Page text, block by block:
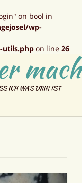
on bool in
wp-
utils.php on line 26
ICH WAS DRIN IST